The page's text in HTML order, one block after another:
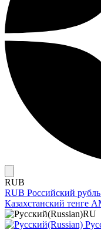
RUB
RUB Российский рубль
Казахстанский тенге
RU